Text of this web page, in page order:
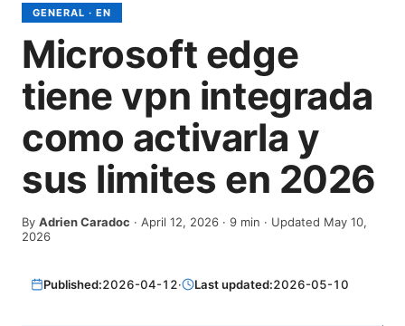
GENERAL · EN
Microsoft edge
tiene vpn integrada
como activarla y
sus limites en 2026
By Adrien Caradoc · April 12, 2026 · 9 min · Updated May 10,
2026
Published:2026-04-12· Last updated:2026-05-10